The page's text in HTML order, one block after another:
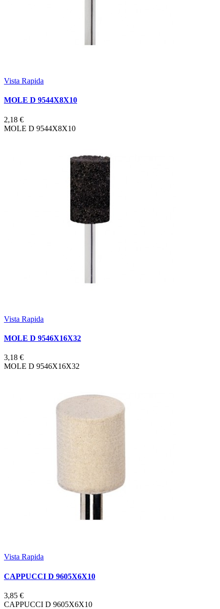
Vista Rapida
MOLE D 9544X8X10
2,18 €
MOLE D 9544X8X10
Vista Rapida
MOLE D 9546X16X32
3,18 €
MOLE D 9546X16X32
Vista Rapida
CAPPUCCI D 9605X6X10
3,85 €
CAPPUCCI D 9605X6X10